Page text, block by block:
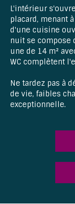
L'intérieur
placard, menant
d'une cuisine
nuit se compose
une de 14 m²
WC complètent
Ne tardez pas à
de vie, faibles
exceptionnelle.